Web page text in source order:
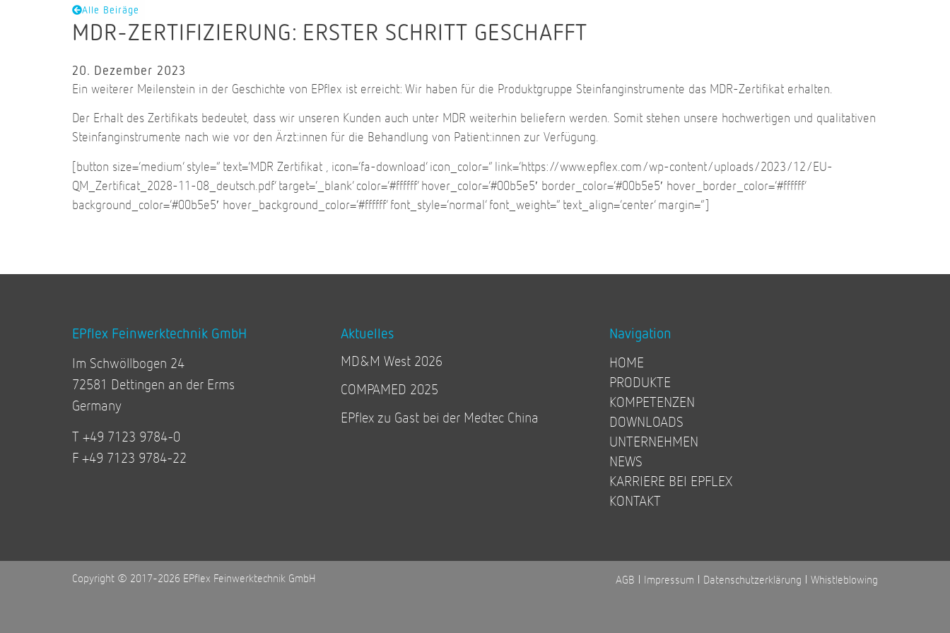
Alle Beiräge
MDR-ZERTIFIZIERUNG: ERSTER SCHRITT GESCHAFFT
20. Dezember 2023
Ein weiterer Meilenstein in der Geschichte von EPflex ist erreicht: Wir haben für die Produktgruppe Steinfanginstrumente das MDR-Zertifikat erhalten.
Der Erhalt des Zertifikats bedeutet, dass wir unseren Kunden auch unter MDR weiterhin beliefern werden. Somit stehen unsere hochwertigen und qualitativen
Steinfanginstrumente nach wie vor den Ärzt:innen für die Behandlung von Patient:innen zur Verfügung.
[button size=’medium‘ style=“ text=’MDR Zertifikat ‚ icon=’fa-download‘ icon_color=“ link=’https://www.epflex.com/wp-content/uploads/2023/12/EU-
QM_Zertificat_2028-11-08_deutsch.pdf‘ target=’_blank‘ color=’#ffffff‘ hover_color=’#00b5e5′ border_color=’#00b5e5′ hover_border_color=’#ffffff‘
background_color=’#00b5e5′ hover_background_color=’#ffffff‘ font_style=’normal‘ font_weight=“ text_align=’center‘ margin=“]
EPflex Feinwerktechnik GmbH
Im Schwöllbogen 24
72581 Dettingen an der Erms
Germany
T +49 7123 9784-0
F +49 7123 9784-22
Aktuelles
MD&M West 2026
COMPAMED 2025
EPflex zu Gast bei der Medtec China
Navigation
HOME
PRODUKTE
KOMPETENZEN
DOWNLOADS
UNTERNEHMEN
NEWS
KARRIERE BEI EPFLEX
KONTAKT
Copyright © 2017-2026 EPflex Feinwerktechnik GmbH AGB Impressum Datenschutzerklärung Whistleblowing